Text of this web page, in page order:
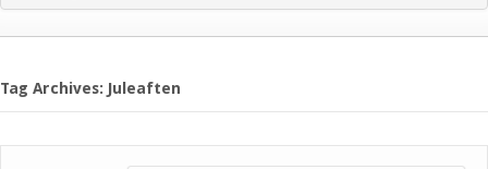
Tag Archives: Juleaften